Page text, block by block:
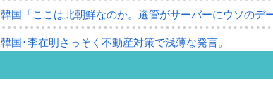
韓国「ここは北朝鮮なのか。選管がサーバーにウソのデ
韓国･李在明さっそく不動産対策で浅薄な発言。